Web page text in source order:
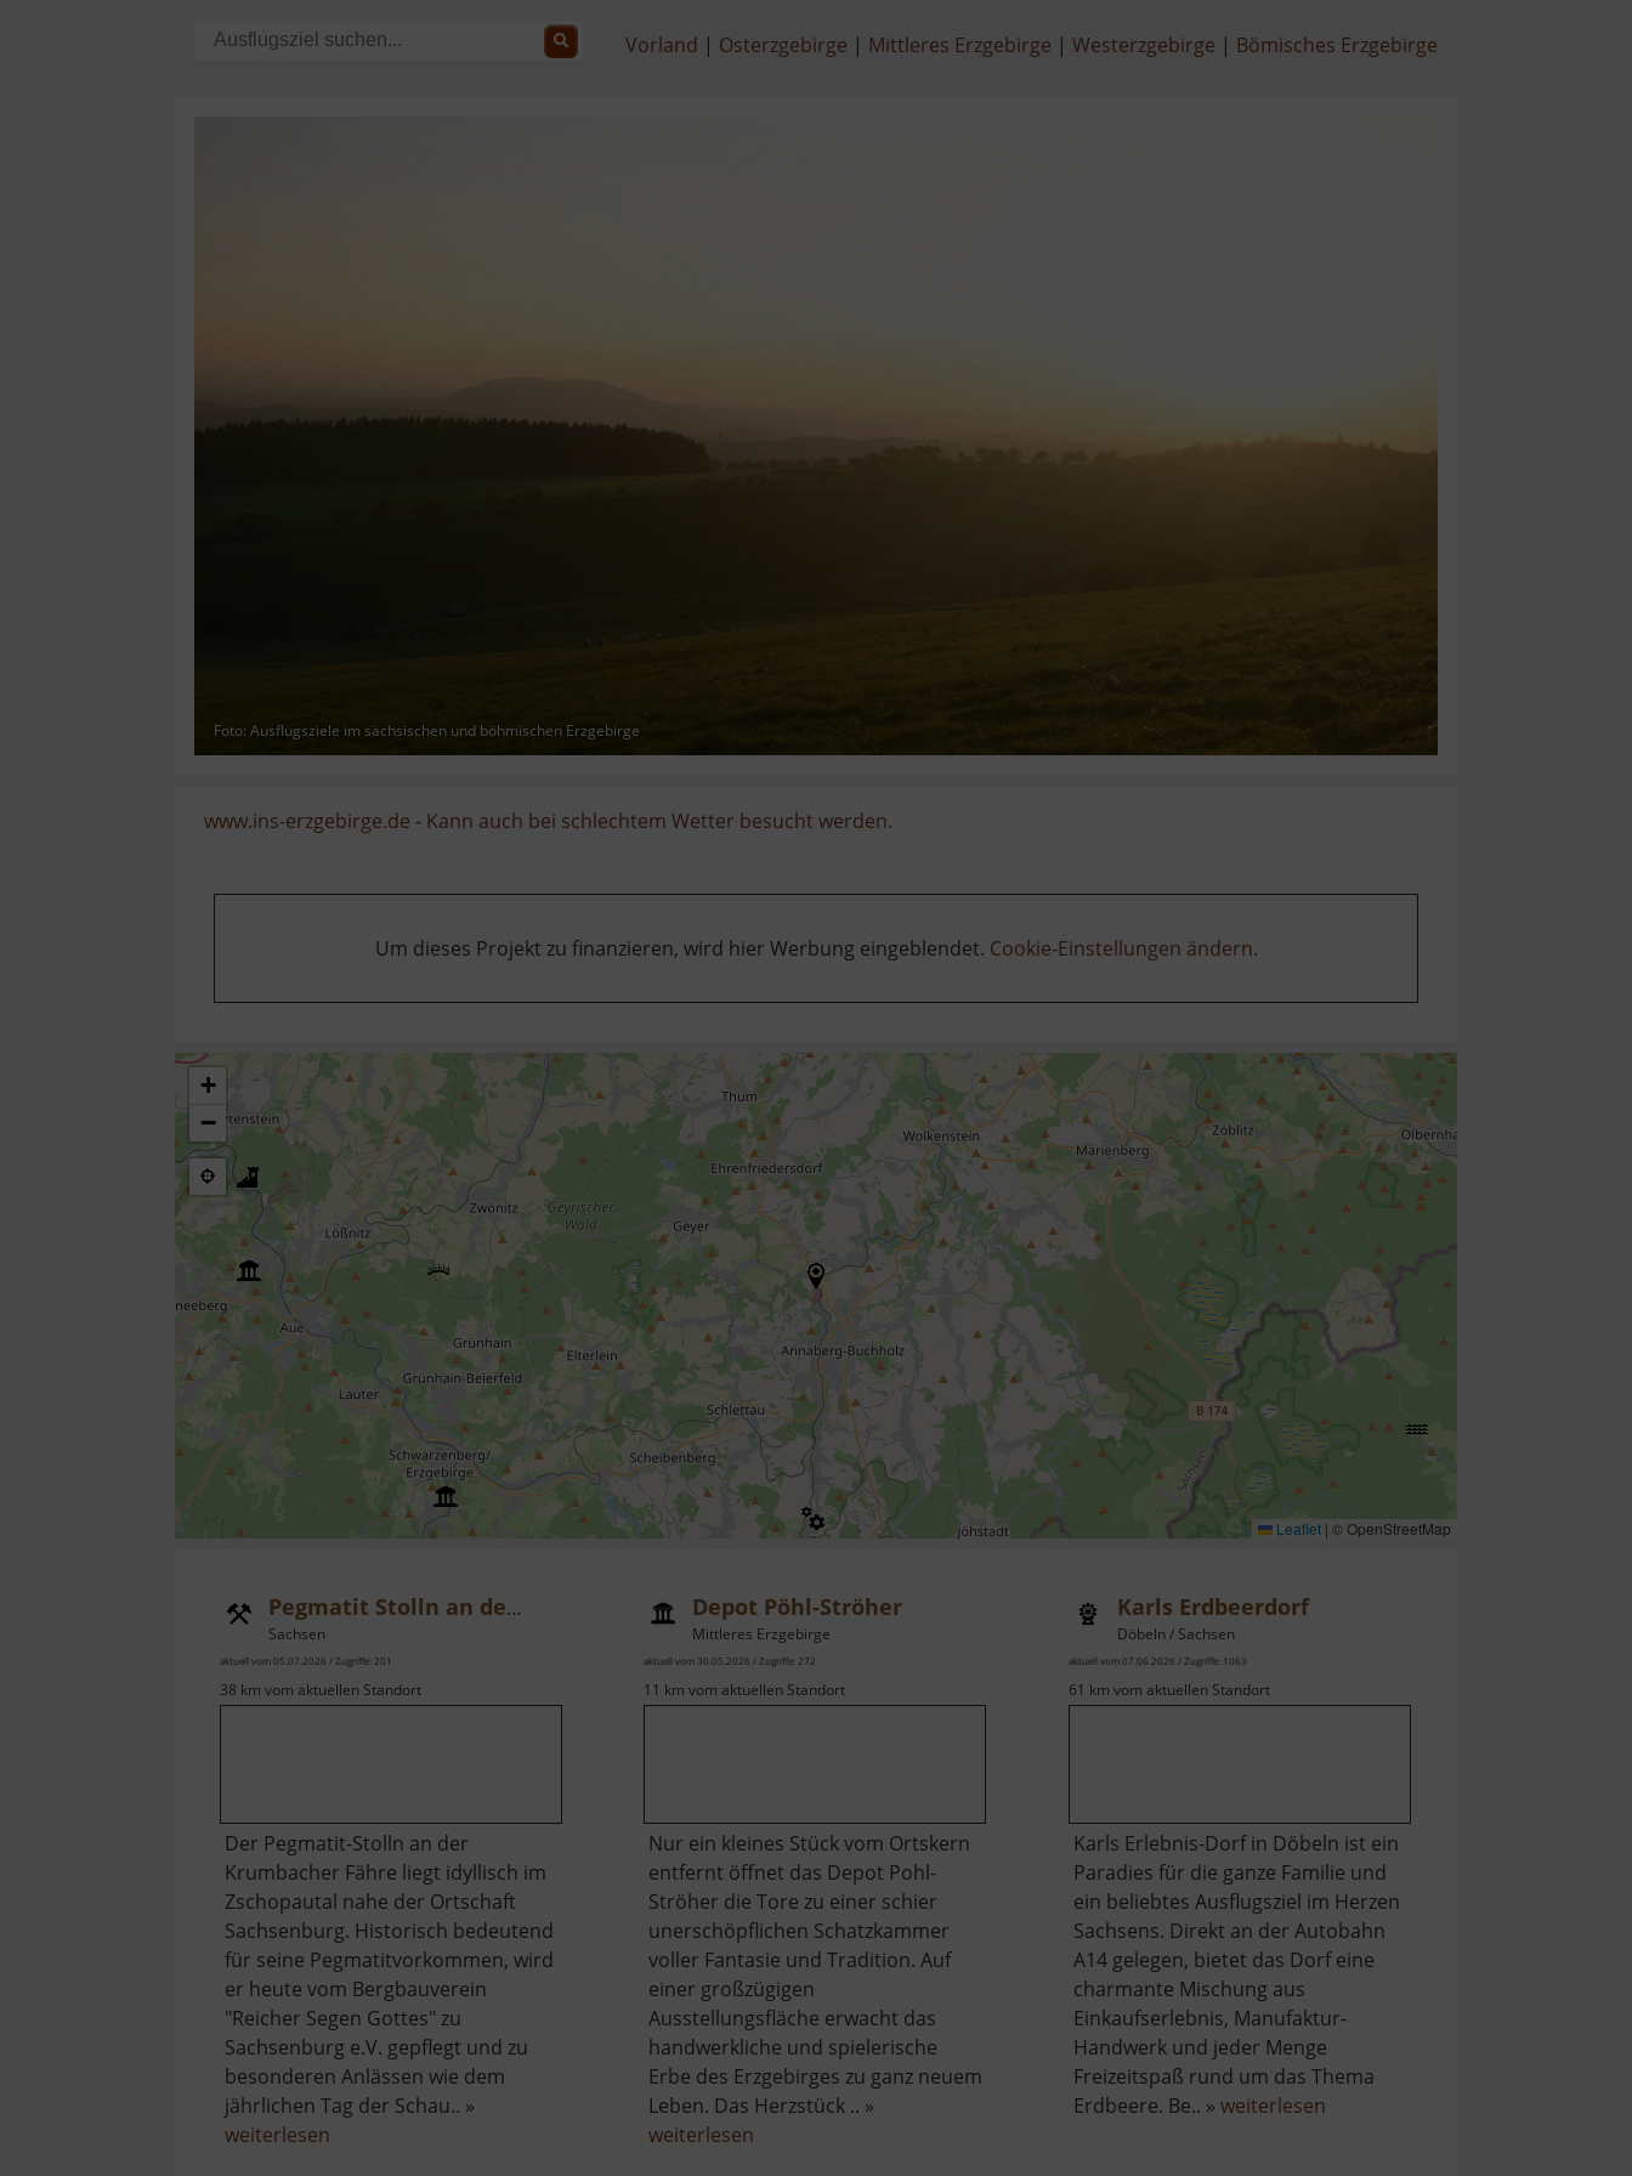
Vorland Osterzgebirge Mittleres Erzgebirge Westerzgebirge Bömisches Erzgebirge
Foto: Ausflugsziele im sächsischen und böhmischen Erzgebirge
www.ins-erzgebirge.de - Kann auch bei schlechtem Wetter besucht werden.
Um dieses Projekt zu finanzieren, wird hier Werbung eingeblendet. Cookie-Einstellungen ändern.
+
−
Leaflet | © OpenStreetMap
Pegmatit Stolln an der Krumbacher Fähre
Sachsen
aktuell vom 05.07.2026 / Zugriffe: 201
38 km vom aktuellen Standort
Der Pegmatit-Stolln an der
Krumbacher Fähre liegt idyllisch im
Zschopautal nahe der Ortschaft
Sachsenburg. Historisch bedeutend
für seine Pegmatitvorkommen, wird
er heute vom Bergbauverein
"Reicher Segen Gottes" zu
Sachsenburg e.V. gepflegt und zu
besonderen Anlässen wie dem
jährlichen Tag der Schau.. »
weiterlesen
Depot Pöhl-Ströher
Mittleres Erzgebirge
aktuell vom 30.05.2026 / Zugriffe: 272
11 km vom aktuellen Standort
Nur ein kleines Stück vom Ortskern
entfernt öffnet das Depot Pohl-
Ströher die Tore zu einer schier
unerschöpflichen Schatzkammer
voller Fantasie und Tradition. Auf
einer großzügigen
Ausstellungsfläche erwacht das
handwerkliche und spielerische
Erbe des Erzgebirges zu ganz neuem
Leben. Das Herzstück .. »
weiterlesen
Karls Erdbeerdorf
Döbeln / Sachsen
aktuell vom 07.06.2026 / Zugriffe: 1063
61 km vom aktuellen Standort
Karls Erlebnis-Dorf in Döbeln ist ein
Paradies für die ganze Familie und
ein beliebtes Ausflugsziel im Herzen
Sachsens. Direkt an der Autobahn
A14 gelegen, bietet das Dorf eine
charmante Mischung aus
Einkaufserlebnis, Manufaktur-
Handwerk und jeder Menge
Freizeitspaß rund um das Thema
Erdbeere. Be.. » weiterlesenüber